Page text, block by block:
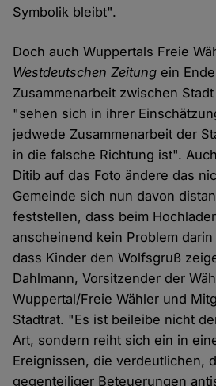
Symbolik bleibt".
Doch auch Wuppertals Freie
Westdeutschen Zeitung ein
Zusammenarbeit zwischen
"sehen sich in ihrer
jedwede Zusammenarbeit der
in die falsche Richtung ist".
Ditib auf das Foto ändere das
Gemeinde sich nun davon
feststellen, dass beim
anscheinend kein Problem
dass Kinder den Wolfsgruß
Dahlmann, Vorsitzender der
Wuppertal/Freie Wähler und
Stadtrat. "Es ist beileibe nicht
Art, sondern reiht sich ein in
Ereignissen, die verdeutlichen,
gegenteiliger Beteuerungen